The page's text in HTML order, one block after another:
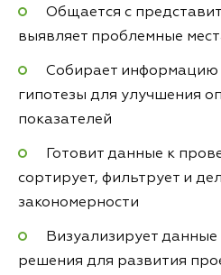
Общается с
выявляет проблемные
Собирает информацию
гипотезы для улучшения
показателей
Готовит данные к
сортирует, фильтрует и
закономерности
Визуализирует
решения для развития